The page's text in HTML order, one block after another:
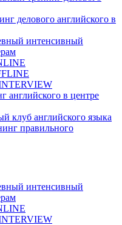
делового английского в
интенсивный
в центре
клуб английского языка
правильного
интенсивный